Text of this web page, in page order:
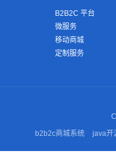
B2B2C 平台
微服务
移动商城
定制服务
b2b2c商城系统
java开